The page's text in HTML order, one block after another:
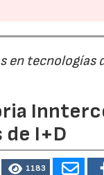
en tecnologías
I+D
1183